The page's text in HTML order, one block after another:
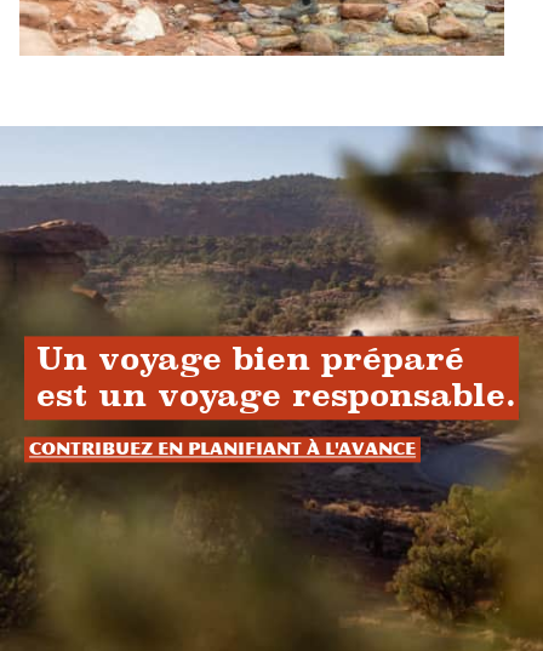
Un voyage bien préparé
est un voyage responsable.
Contribuez en planifiant à l'avance